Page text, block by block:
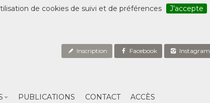
de cookies de suivi et de préférences J’accepte
Inscription Facebook Instagram
PUBLICATIONS CONTACT ACCÈS